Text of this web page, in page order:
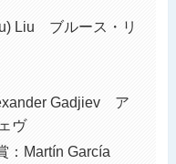
Liu ブルース・リ
Gadjiev ア
ヴ
：Martín García